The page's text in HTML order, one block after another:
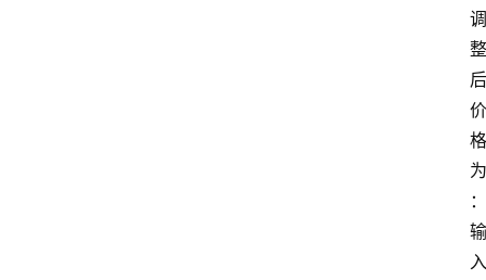
调
整
后
价
格
为
：
输
入